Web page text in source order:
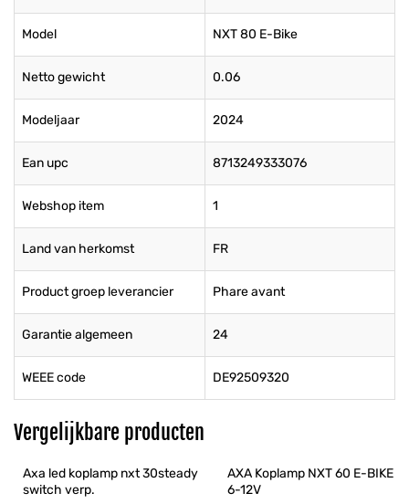
Model NXT 80 E-Bike
Netto gewicht 0.06
Modeljaar 2024
Ean upc 8713249333076
Webshop item 1
Land van herkomst FR
Product groep leverancier Phare avant
Garantie algemeen 24
WEEE code DE92509320
Vergelijkbare producten
Axa led koplamp nxt 30steady
switch verp.
AXA Koplamp NXT 60 E-BIKE
6-12V